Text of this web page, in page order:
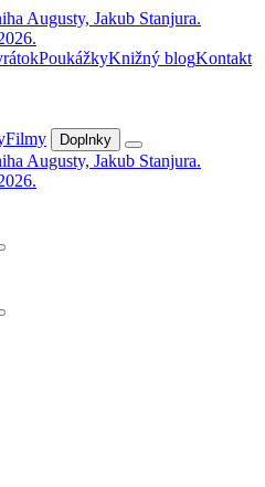
PoukážkyKnižný blogKontakt
Filmy Doplnky